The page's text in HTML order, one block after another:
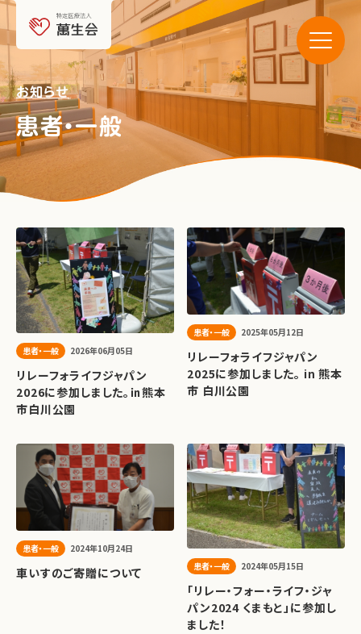
メニュ
お知らせ
患者・一般
患者・一般 2026年06月05日
リレーフォライフジャパン
2026に参加しました。㏌熊本
市白川公園
患者・一般 2025年05月12日
リレーフォライフジャパン
2025に参加しました。 in 熊本
市 白川公園
患者・一般 2024年10月24日
車いすのご寄贈について 患者・一般 2024年05月15日
「リレー・フォー・ライフ・ジャ
パン2024 くまもと」に参加し
ました！